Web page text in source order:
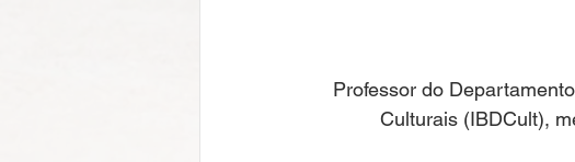
Professor do
Culturais (IBDCult),